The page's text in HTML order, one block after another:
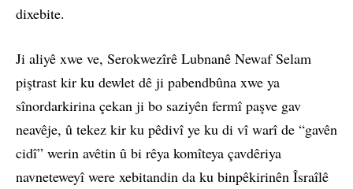
dixebite.
Ji aliyê xwe ve, Serokwezîrê Lubnanê Newaf Selam
piştrast kir ku dewlet dê ji pabendbûna xwe ya
sînordarkirina çekan ji bo saziyên fermî paşve gav
neavêje, û tekez kir ku pêdivî ye ku di vî warî de “gavên
cidî” werin avêtin û bi rêya komîteya çavdêriya
navneteweyî were xebitandin da ku binpêkirinên Îsraîlê